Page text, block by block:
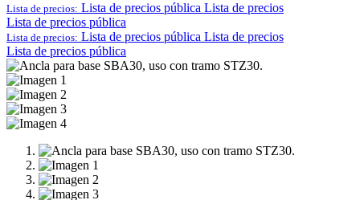
Lista de precios: Lista de precios pública Lista de precios
Lista de precios pública
Lista de precios: Lista de precios pública Lista de precios
Lista de precios pública